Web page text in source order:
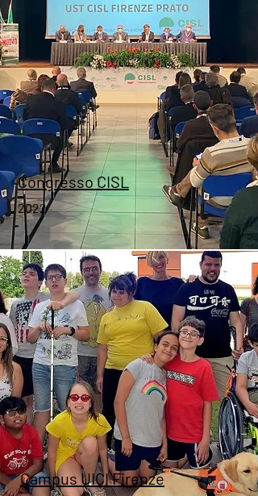
Firenze Comics
2019
Campus UICI Firenze
Congresso CISL
2022